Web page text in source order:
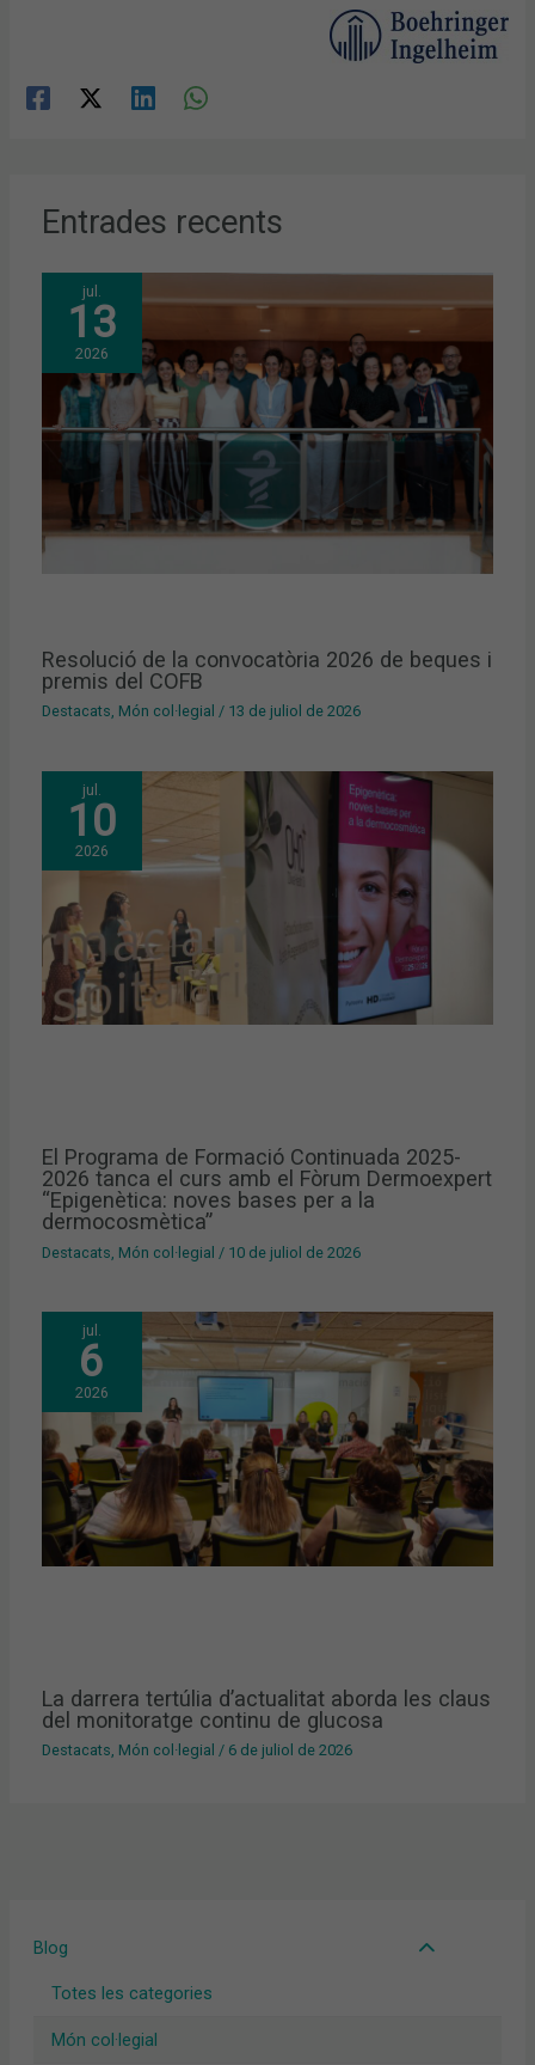
Blog
Totes les categories
Món col·legial
Entrades recents
jul.
13
2026
Resolució de la convocatòria 2026 de beques i
premis del COFB
Destacats, Món col·legial / 13 de juliol de 2026
jul.
10
2026
El Programa de Formació Continuada 2025-
2026 tanca el curs amb el Fòrum Dermoexpert
“Epigenètica: noves bases per a la
dermocosmètica”
Destacats Món col·legial / 10 de juliol de 2026
jul.
6
2026
La darrera tertúlia d’actualitat aborda les claus
del monitoratge continu de glucosa
Destacats, Món col·legial / 6 de juliol de 2026